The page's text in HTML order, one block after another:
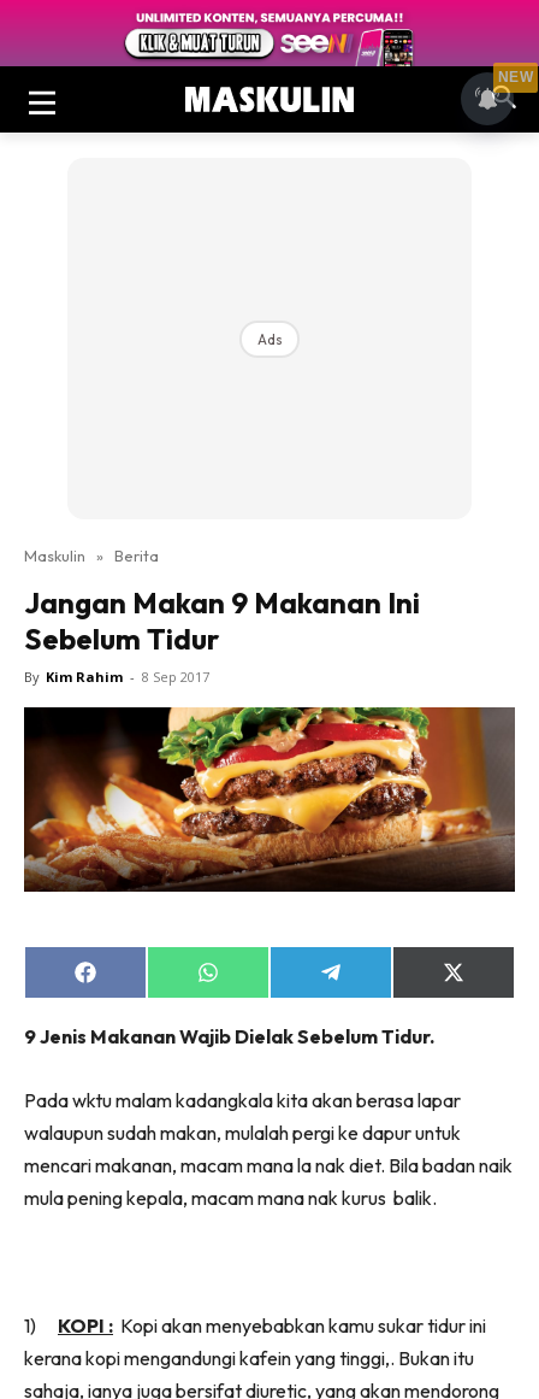
Ads
Maskulin » Berita
Jangan Makan 9 Makanan Ini
Sebelum Tidur
By Kim Rahim - 8 Sep 2017
Share
on
Share
on
Share
on
Share
on
9 Jenis Makanan Wajib Dielak Sebelum Tidur.
Pada wktu malam kadangkala kita akan berasa lapar
walaupun sudah makan, mulalah pergi ke dapur untuk
mencari makanan, macam mana la nak diet. Bila badan naik
mula pening kepala, macam mana nak kurus balik.
1) KOPI : Kopi akan menyebabkan kamu sukar tidur ini
kerana kopi mengandungi kafein yang tinggi,. Bukan itu
sahaja, ianya juga bersifat diuretic, yang akan mendorong
NEW